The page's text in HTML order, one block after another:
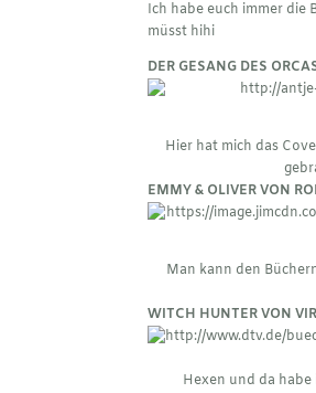
Ich habe euch immer die
müsst hihi
DER GESANG DES
Hier hat mich das
EMMY & OLIVER VON
Man kann den
WITCH HUNTER VON
Hexen und da habe